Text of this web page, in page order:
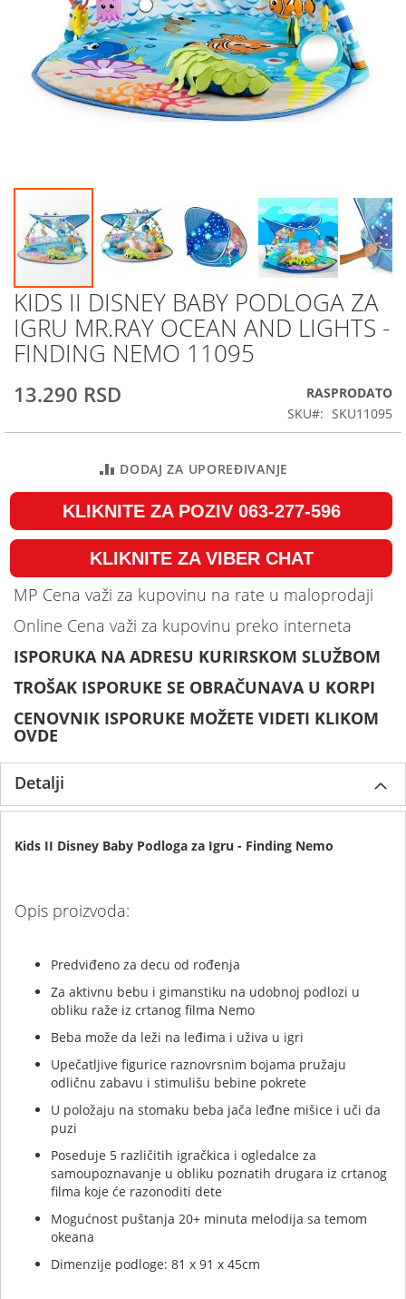
Skip
to
the
beginning
the
images
KIDS II DISNEY BABY PODLOGA ZA
IGRU MR.RAY OCEAN AND LIGHTS -
FINDING NEMO 11095
13.290 RSD
RASPRODATO
SKU
SKU11095
DODAJ ZA UPOREĐIVANJE
KLIKNITE ZA POZIV 063-277-596
KLIKNITE ZA VIBER CHAT
MP Cena važi za kupovinu na rate u maloprodaji
Online Cena važi za kupovinu preko interneta
ISPORUKA NA ADRESU KURIRSKOM SLUŽBOM
TROŠAK ISPORUKE SE OBRAČUNAVA U KORPI
CENOVNIK ISPORUKE MOŽETE VIDETI KLIKOM
OVDE
Detalji
Kids II Disney Baby Podloga za Igru - Finding Nemo
Opis proizvoda:
Predviđeno za decu od rođenja
Za aktivnu bebu i gimanstiku na udobnoj podlozi u
obliku raže iz crtanog filma Nemo
Beba može da leži na leđima i uživa u igri
Upečatljive figurice raznovrsnim bojama pružaju
odličnu zabavu i stimulišu bebine pokrete
U položaju na stomaku beba jača leđne mišice i uči da
puzi
Poseduje 5 različitih igračkica i ogledalce za
samoupoznavanje u obliku poznatih drugara iz crtanog
filma koje će razonoditi dete
Mogućnost puštanja 20+ minuta melodija sa temom
okeana
Dimenzije podloge: 81 x 91 x 45cm